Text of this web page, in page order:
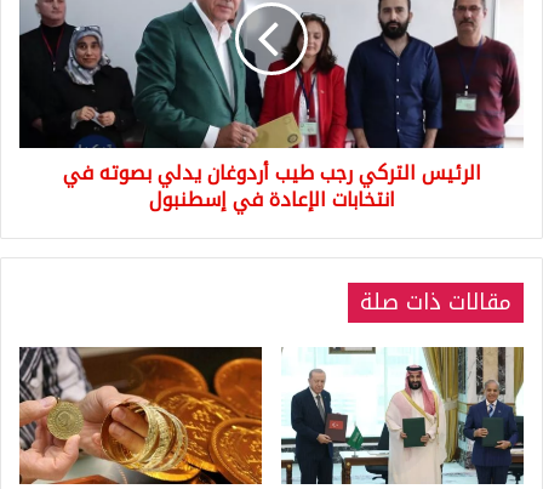
طيب
أردوغان
يدلي
بصوته
في
انتخابات
الرئيس التركي رجب طيب أردوغان يدلي بصوته في
انتخابات الإعادة في إسطنبول
مقالات ذات صلة